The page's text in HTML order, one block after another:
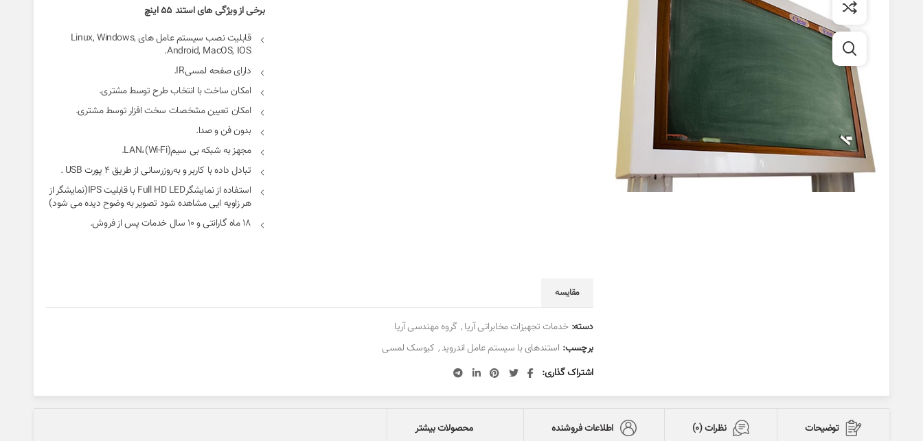
افزودن به مقایسه
برای بزرگنمایی کلیک کنید
برخی از ویژگی های استند 55 اینچ
قابلیت نصب سیستم عامل های Linux, Windows,
Android, MacOS, IOS.
دارای صفحه لمسیIR.
امکان ساخت با انتخاب طرح توسط مشتری.
امکان تعیین مشخصات سخت افزار توسط مشتری.
بدون فن و صدا.
مجهز به شبکه بی سیم(Wi-Fi)،LAN.
تبادل داده با کاربر و به‌روزرسانی از طریق 4 پورت USB .
استفاده از نمایشگرFull HD LED با قابلیت IPS(نمایشگر از
هر زاویه ایی مشاهده شود تصویر به وضوح دیده می شود)
18 ماه گارانتی و 10 سال خدمات پس از فروش.
مقایسه
دسته: خدمات تجهیزات مخابراتی آریا, گروه مهندسی آریا
برچسب: استندهای با سیستم عامل اندروید, کیوسک لمسی‌
اشتراک گذاری
توضیحات نظرات (0) اطلاعات فروشنده محصولات بیشتر